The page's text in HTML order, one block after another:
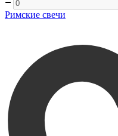
Римские свечи